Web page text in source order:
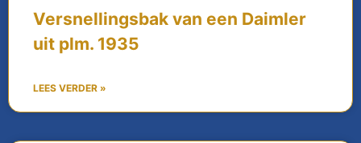
Versnellingsbak van een Daimler
uit plm. 1935
LEES VERDER »